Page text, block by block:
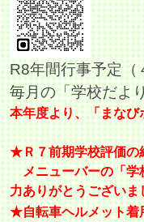
R8年間行事予定
毎月の「学校だよ
本年度より、「まなび
★Ｒ７前期学校評価の
メニューバーの「学
力ありがとうございま
★自転車ヘルメット着